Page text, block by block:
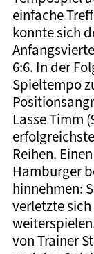
einfache
konnte sich
6:6. In der
Spieltempo
Lasse Timm
Reihen.
Hamburger
hinnehmen:
verletzte
von Trainer